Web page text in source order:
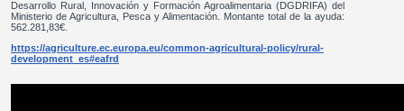
Desarrollo Rural, Innovación y Formación Agroalimentaria (DGDRIFA) del
Ministerio de Agricultura, Pesca y Alimentación. Montante total de la ayuda:
562.281,83€.
https://agriculture.ec.europa.eu/common-agricultural-policy/rural-
development_es#eafrd